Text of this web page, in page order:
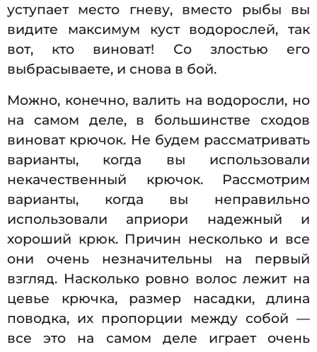
уступает место гневу, вместо рыбы вы
видите максимум куст водорослей, так
вот, кто виноват! Со злостью его
выбрасываете, и снова в бой.
Можно, конечно, валить на водоросли, но
на самом деле, в большинстве сходов
виноват крючок. Не будем рассматривать
варианты, когда вы использовали
некачественный крючок. Рассмотрим
варианты, когда вы неправильно
использовали априори надежный и
хороший крюк. Причин несколько и все
они очень незначительны на первый
взгляд. Насколько ровно волос лежит на
цевье крючка, размер насадки, длина
поводка, их пропорции между собой —
все это на самом деле играет очень